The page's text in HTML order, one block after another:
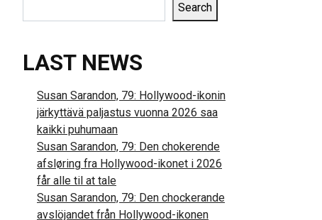
Search
LAST NEWS
Susan Sarandon, 79: Hollywood-ikonin
järkyttävä paljastus vuonna 2026 saa
kaikki puhumaan
Susan Sarandon, 79: Den chokerende
afsløring fra Hollywood-ikonet i 2026
får alle til at tale
Susan Sarandon, 79: Den chockerande
avslöjandet från Hollywood-ikonen